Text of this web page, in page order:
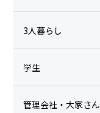
3人暮らし
学生
管理会社・大家さん